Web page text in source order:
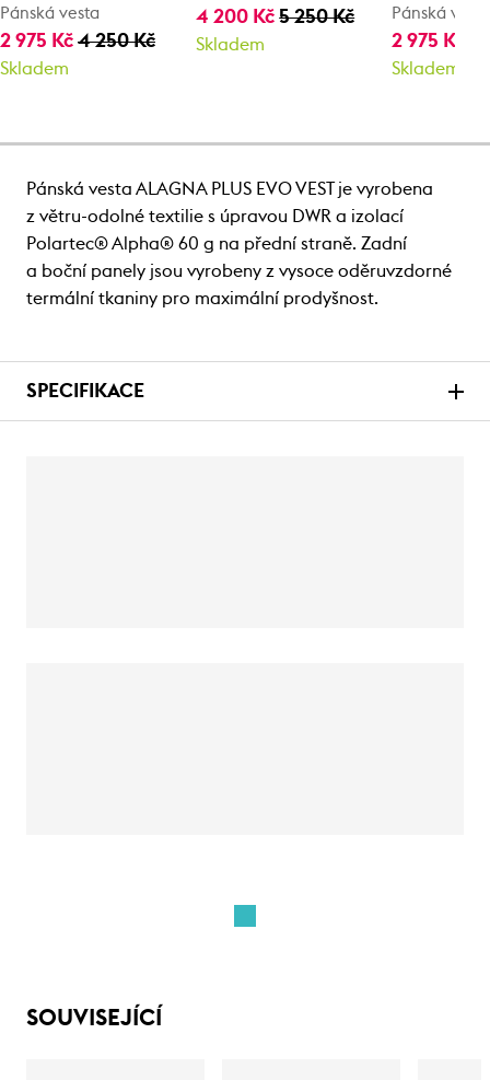
Pánská vesta
2 975 Kč 4 250 Kč
Skladem
4 200 Kč5 250 Kč
Skladem
Pánská
2 975 Kč
Skladem
Pánská vesta ALAGNA PLUS EVO VEST je vyrobena
z větru-odolné textilie s úpravou DWR a izolací
Polartec® Alpha® 60 g na přední straně. Zadní
a boční panely jsou vyrobeny z vysoce oděruvzdorné
termální tkaniny pro maximální prodyšnost.
SPECIFIKACE
SOUVISEJÍCÍ